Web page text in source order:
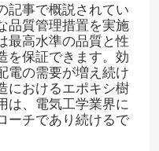
記事で概説されてい
品質管理措置を実施
最高水準の品質と性
を保証できます。効
電の需要が増え続け
におけるエポキシ樹
は、電気工学業界に
ーチであり続けるで